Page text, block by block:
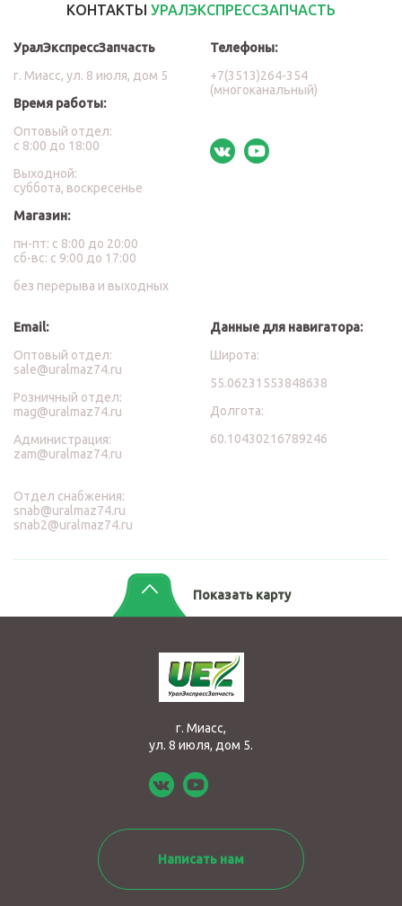
КОНТАКТЫ УРАЛЭКСПРЕССЗАПЧАСТЬ
УралЭкспрессЗапчасть
г. Миасс, ул. 8 июля, дом 5
Время работы:
Оптовый отдел:
с 8:00 до 18:00
Выходной:
суббота, воскресенье
Магазин:
пн-пт: с 8:00 до 20:00
сб-вс: с 9:00 до 17:00
без перерыва и выходных
Телефоны:
+7(3513)264-354
(многоканальный)
Email:
Оптовый отдел:
sale@uralmaz74.ru
Розничный отдел:
mag@uralmaz74.ru
Администрация:
zam@uralmaz74.ru
Отдел снабжения:
snab@uralmaz74.ru
snab2@uralmaz74.ru
Данные для навигатора:
Широта:
55.06231553848638
Долгота:
60.10430216789246
Показать карту
г. Миасс,
ул. 8 июля, дом 5.
Написать нам